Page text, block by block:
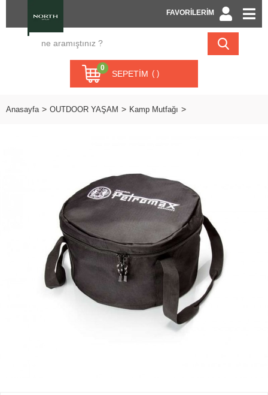
FAVORİLERİM
SEPETIM
0
Anasayfa OUTDOOR YAŞAM Kamp Mutfağı